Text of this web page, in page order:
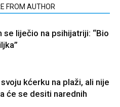
FROM AUTHOR
se liječio na psihijatriji: “Bio
kćerku na plaži, ali nije
će se desiti narednih